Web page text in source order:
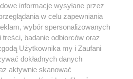
Instagram Youtube
informacje wysyłane przez
w celu zapewniania
wybór spersonalizowanych
badanie odbiorców oraz
Użytkownika my i Zaufani
dokładnych danych
aktywnie skanować